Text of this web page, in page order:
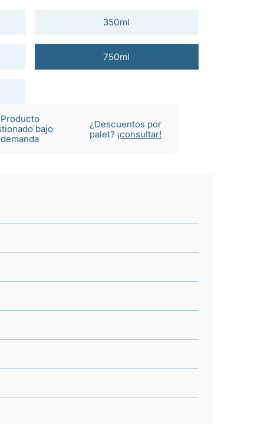
350ml
750ml
Producto
bajo
demanda
¿Descuentos por
palet? ¡consultar!